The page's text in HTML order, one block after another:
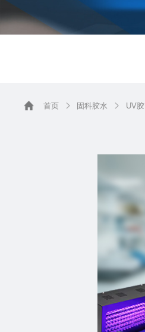
首页 固科胶水 UV胶